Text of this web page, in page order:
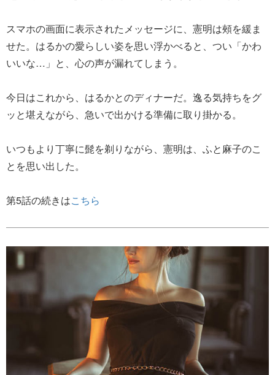
スマホの画面に表示されたメッセージに、憲明は頰を緩ま
せた。はるかの愛らしい姿を思い浮かべると、つい「かわ
いいな…」と、心の声が漏れてしまう。
今日はこれから、はるかとのディナーだ。逸る気持ちをグ
ッと堪えながら、急いで出かける準備に取り掛かる。
いつもより丁寧に髭を剃りながら、憲明は、ふと麻子のこ
とを思い出した。
第5話の続きはこちら